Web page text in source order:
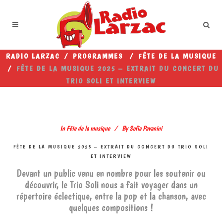
RADIO LARZAC / PROGRAMMES / FÊTE DE LA MUSIQUE
/ FÊTE DE LA MUSIQUE 2025 – EXTRAIT DU CONCERT DU
TRIO SOLI ET INTERVIEW
In Fête de la musique By Sofia Pavanini
FÊTE DE LA MUSIQUE 2025 – EXTRAIT DU CONCERT DU TRIO SOLI
ET INTERVIEW
Devant un public venu en nombre pour les soutenir ou
découvrir, le Trio Soli nous a fait voyager dans un
répertoire éclectique, entre la pop et la chanson, avec
quelques compositions !